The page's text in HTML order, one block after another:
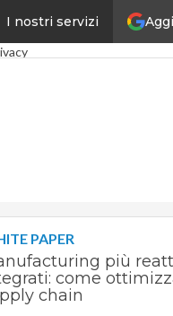
I nostri servizi
Green economy
PAPER
più
come
chain